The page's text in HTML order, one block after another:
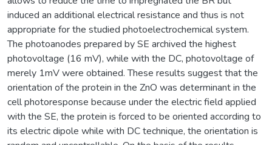
induced an additional electrical resistance and thus is not
appropriate for the studied photoelectrochemical system.
The photoanodes prepared by SE archived the highest
photovoltage (16 mV), while with the DC, photovoltage of
merely 1mV were obtained. These results suggest that the
orientation of the protein in the ZnO was determinant in the
cell photoresponse because under the electric field applied
with the SE, the protein is forced to be oriented according to
its electric dipole while with DC technique, the orientation is